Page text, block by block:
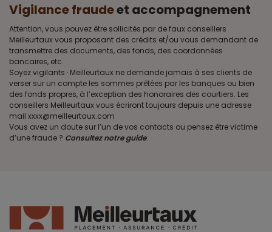
Vigilance fraudeet accompagnement
Attention, vous pouvez être sollicités par de faux conseillers
Meilleurtaux vous proposant des crédits et/ou vous demandant de
transmettre des documents, des fonds, des coordonnées
bancaires, etc.
Soyez vigilants · Meilleurtaux ne demande jamais à ses clients de
verser sur un compte les sommes prêtées par les banques ou bien
des fonds propres, à l’exception des honoraires des courtiers. Les
conseillers Meilleurtaux vous écriront toujours depuis une adresse
mail xxxx@meilleurtaux.com
Vous avez un doute sur l’un de vos contacts ou pensez être victime
d’une fraude ? Consultez notre guide.